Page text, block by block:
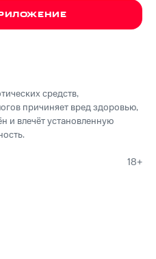
средств,
причиняет вред здоровью,
и влечёт установленную
18+